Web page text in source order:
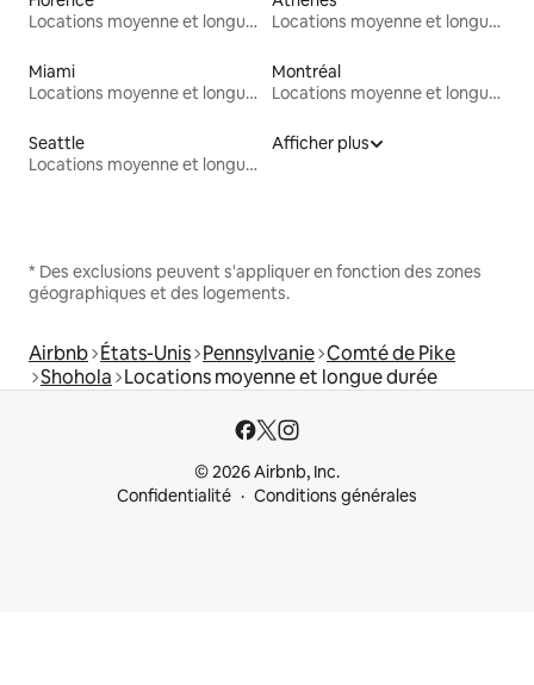
Locations moyenne et longue durée
Locations moyenne et longue durée
Miami
Locations moyenne et longue durée
Montréal
Locations moyenne et longue durée
Seattle
Locations moyenne et longue durée
Afficher plus
* Des exclusions peuvent s'appliquer en fonction des zones
géographiques et des logements.
Airbnb États-Unis Pennsylvanie Comté de Pike
Shohola Locations moyenne et longue durée
© 2026 Airbnb, Inc.
Confidentialité
Conditions générales